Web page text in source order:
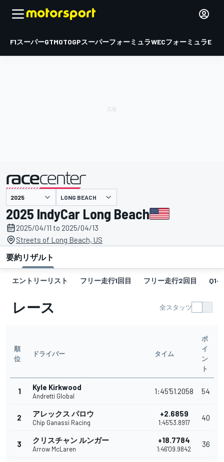
F1スーパーGTMOTOGPスーパーフォーミュラWECフォーミュラE
主催 LONG BEACH
2025 IndyCar Long Beach
2025/04/11 to 2025/04/13
Streets of Long Beach, US
要約リザルト
エントリーリスト フリー走行1回目 フリー走行2回目 Q1-
レース 全スタッツ
順
位
ドライバー タイム
ポ
イ
ン
ト
1 Kyle Kirkwood
Andretti Global
1:45'51.2058 54
2 アレックス パロウ
Chip Ganassi Racing
+2.6859
1:45'53.8917
40
3 クリスチャン ルンガー
Arrow McLaren
+18.7784
1:46'09.9842
36